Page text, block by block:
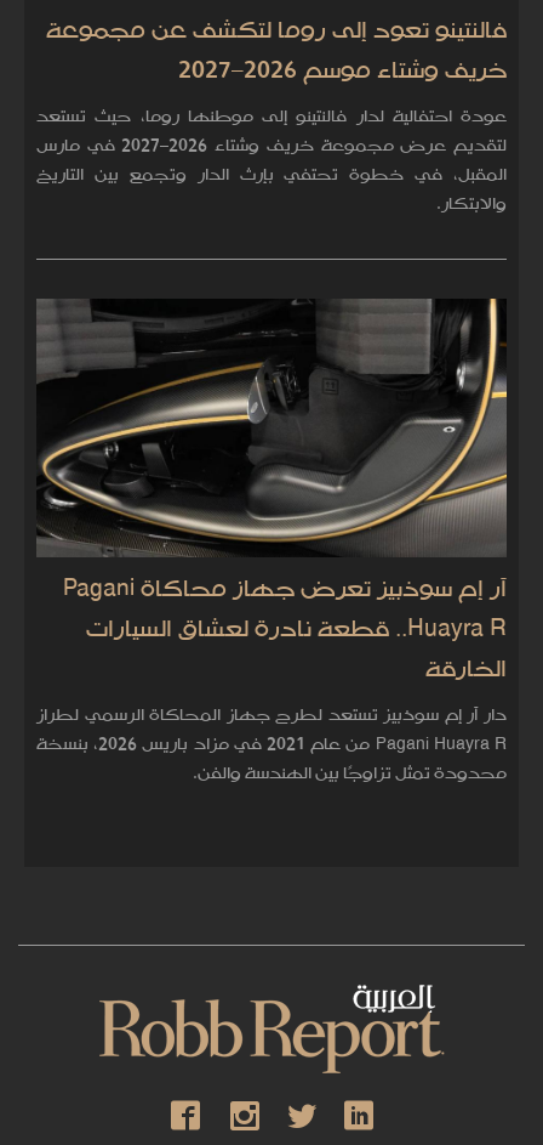
فالنتينو تعود إلى روما لتكشف عن مجموعة
خريف وشتاء موسم 2026–2027
عودة احتفالية لدار فالنتينو إلى موطنها روما، حيث تستعد
لتقديم عرض مجموعة خريف وشتاء 2026–2027 في مارس
المقبل، في خطوة تحتفي بإرث الدار وتجمع بين التاريخ
والابتكار.
آر إم سوذبيز تعرض جهاز محاكاة Pagani
Huayra R.. قطعة نادرة لعشاق السيارات
الخارقة
دار آر إم سوذبيز تستعد لطرح جهاز المحاكاة الرسمي لطراز
Pagani Huayra R من عام 2021 في مزاد باريس 2026، بنسخة
محدودة تمثل تزاوجًا بين الهندسة والفن.